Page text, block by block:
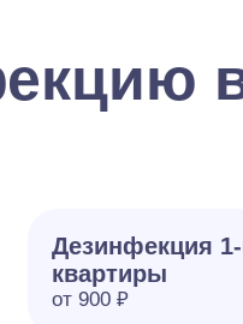
Дезинфекция
квартиры
от 900 ₽